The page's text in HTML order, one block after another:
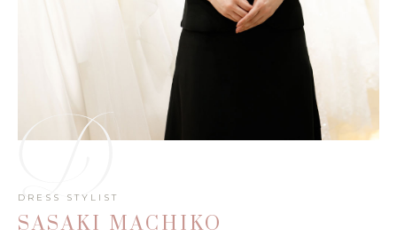
DRESS STYLIST
SASAKI MACHIKO